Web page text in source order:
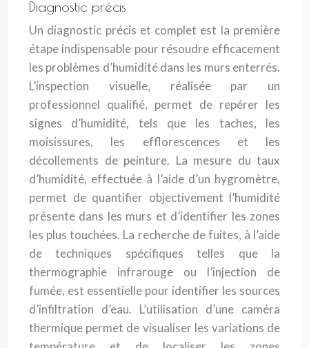
Diagnostic précis
Un diagnostic précis et complet est la première
étape indispensable pour résoudre efficacement
les problèmes d’humidité dans les murs enterrés.
L’inspection visuelle, réalisée par un
professionnel qualifié, permet de repérer les
signes d’humidité, tels que les taches, les
moisissures, les efflorescences et les
décollements de peinture. La mesure du taux
d’humidité, effectuée à l’aide d’un hygromètre,
permet de quantifier objectivement l’humidité
présente dans les murs et d’identifier les zones
les plus touchées. La recherche de fuites, à l’aide
de techniques spécifiques telles que la
thermographie infrarouge ou l’injection de
fumée, est essentielle pour identifier les sources
d’infiltration d’eau. L’utilisation d’une caméra
thermique permet de visualiser les variations de